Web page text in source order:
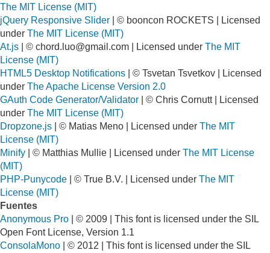
The MIT License (MIT)
jQuery Responsive Slider | © booncon ROCKETS | Licensed
under The MIT License (MIT)
At.js | © chord.luo@gmail.com | Licensed under The MIT
License (MIT)
HTML5 Desktop Notifications | © Tsvetan Tsvetkov | Licensed
under The Apache License Version 2.0
GAuth Code Generator/Validator | © Chris Cornutt | Licensed
under The MIT License (MIT)
Dropzone.js | © Matias Meno | Licensed under The MIT
License (MIT)
Minify | © Matthias Mullie | Licensed under The MIT License
(MIT)
PHP-Punycode | © True B.V. | Licensed under The MIT
License (MIT)
Fuentes
Anonymous Pro | © 2009 | This font is licensed under the SIL
Open Font License, Version 1.1
ConsolaMono | © 2012 | This font is licensed under the SIL